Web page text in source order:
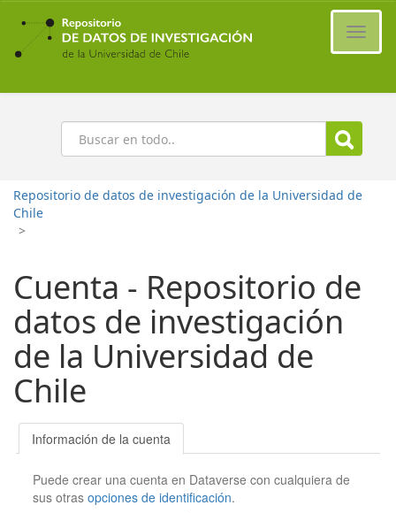
Ir
contenido
principal
Buscar
Repositorio de datos de investigación de la Universidad de
Chile
>
Cuenta - Repositorio de
datos de investigación
de la Universidad de
Chile
Información de la cuenta
Puede crear una cuenta en Dataverse con cualquiera de
sus otrasopciones de identificación.